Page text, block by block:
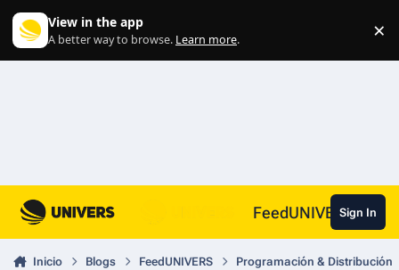
View in the app
A better way to browse. Learn more. ×
FeedUNIVERSSign In
Inicio Blogs FeedUNIVERS Programación & Distribución